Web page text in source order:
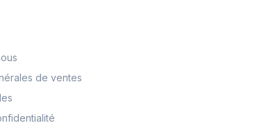
de ventes